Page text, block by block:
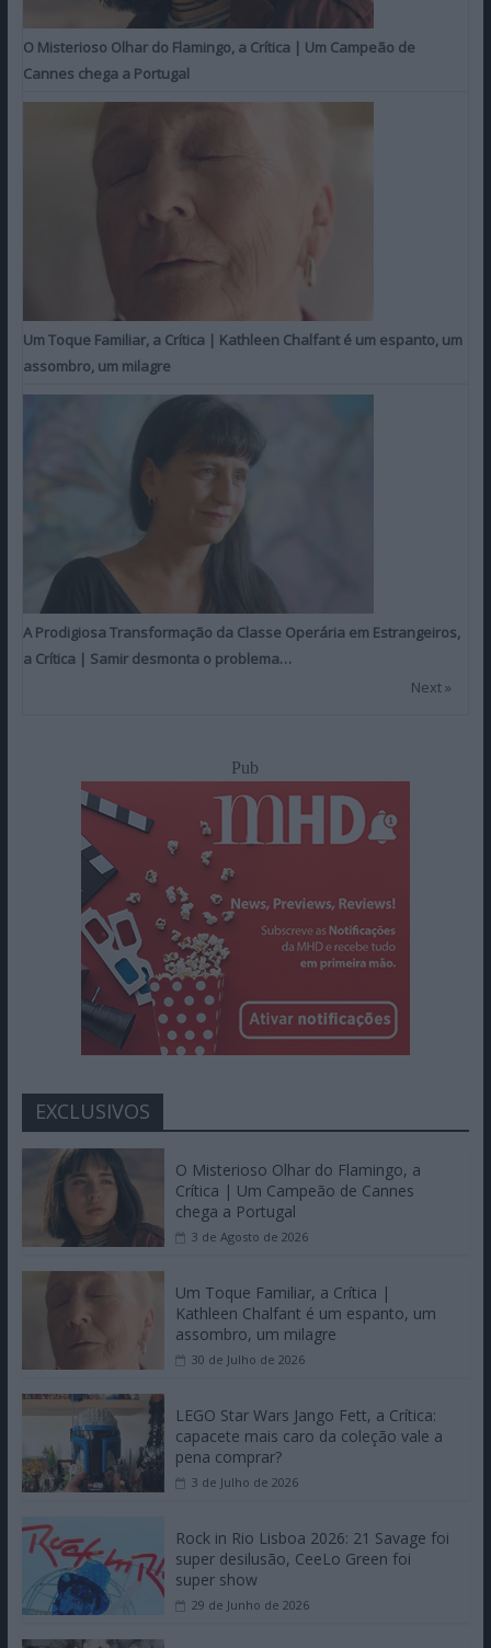
O Misterioso Olhar do Flamingo, a Crítica | Um Campeão de
Cannes chega a Portugal
Um Toque Familiar, a Crítica | Kathleen Chalfant é um espanto, um
assombro, um milagre
A Prodigiosa Transformação da Classe Operária em Estrangeiros,
a Crítica | Samir desmonta o problema…
Next »
Pub
EXCLUSIVOS
O Misterioso Olhar do Flamingo, a
Crítica | Um Campeão de Cannes
chega a Portugal
3 de Agosto de 2026
Um Toque Familiar, a Crítica |
Kathleen Chalfant é um espanto, um
assombro, um milagre
30 de Julho de 2026
LEGO Star Wars Jango Fett, a Crítica:
capacete mais caro da coleção vale a
pena comprar?
3 de Julho de 2026
Rock in Rio Lisboa 2026: 21 Savage foi
super desilusão, CeeLo Green foi
super show
29 de Junho de 2026